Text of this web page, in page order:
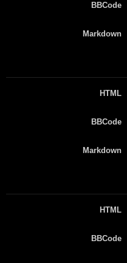
BBCode
Markdown
HTML
BBCode
Markdown
HTML
BBCode